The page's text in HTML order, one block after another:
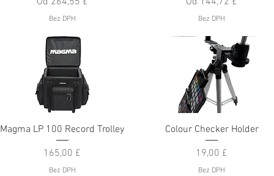
Bez DPH Bez DPH
Rychlý náhled
Magma LP 100 Record Trolley
Cena
165,00 £
Bez DPH
Rychlý náhled
Colour Checker Holder
Cena
19,00 £
Bez DPH